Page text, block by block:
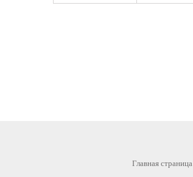
Главная страница